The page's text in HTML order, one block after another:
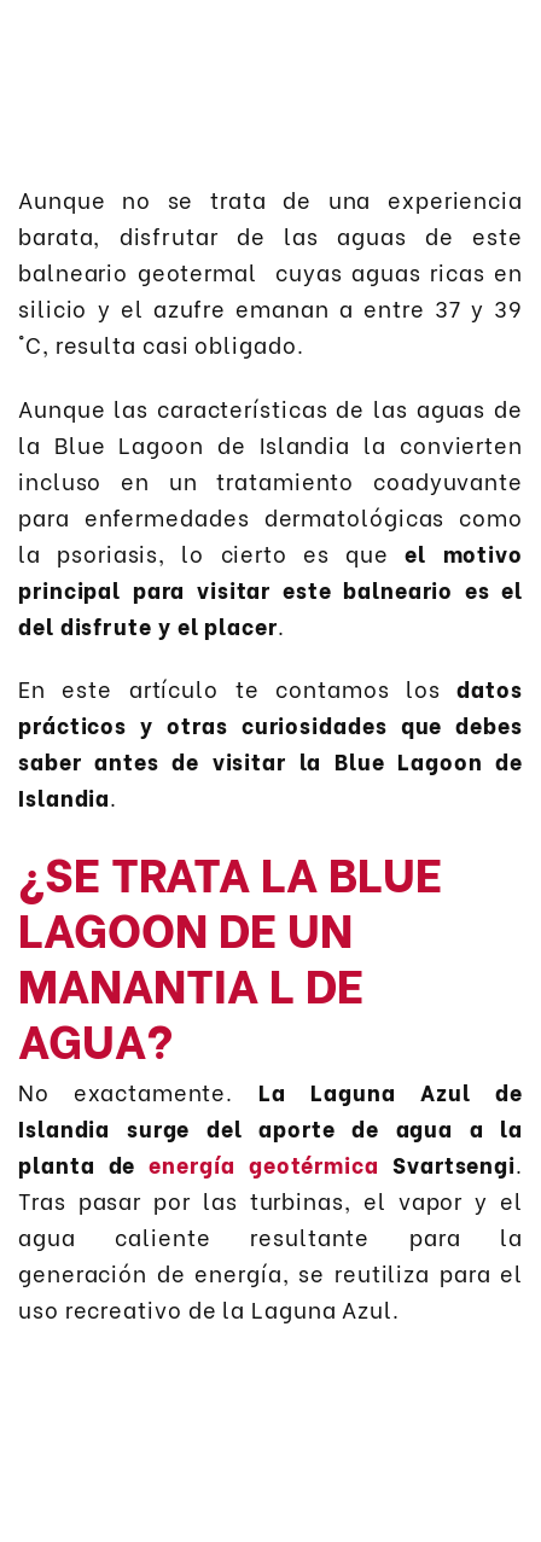
Aunque no se trata de una experiencia
barata, disfrutar de las aguas de este
balneario geotermal cuyas aguas ricas en
silicio y el azufre emanan a entre 37 y 39
°C, resulta casi obligado.
Aunque las características de las aguas de
la Blue Lagoon de Islandia la convierten
incluso en un tratamiento coadyuvante
para enfermedades dermatológicas como
la psoriasis, lo cierto es queel motivo
principal para visitar este balneario es el
del disfrute y el placer.
En este artículo te contamos losdatos
prácticos y otras curiosidades que debes
saber antes de visitar la Blue Lagoon de
Islandia.
¿SE TRATA LA BLUE
LAGOON DE UN
MANANTIA L DE
AGUA?
No exactamente. La Laguna Azul de
Islandia surge del aporte de agua a la
planta deenergía geotérmica Svartsengi.
Tras pasar por las turbinas, el vapor y el
agua caliente resultante para la
generación de energía, se reutiliza para el
uso recreativo de la Laguna Azul.